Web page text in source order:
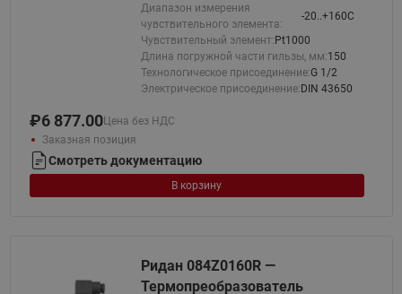
Диапазон измерения
чувствительного элемента:
-20..+160C
Чувствительный элемент: Pt1000
Длина погружной части гильзы, мм:150
Технологическое присоединение:G 1/2
Электрическое присоединение: DIN 43650
₽6 877.00Цена без НДС
Заказная позиция
Смотреть документацию
В корзину
Ридан 084Z0160R —
Термопреобразователь